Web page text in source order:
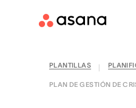
PLANTILLAS
PLAN DE GESTIÓN DE